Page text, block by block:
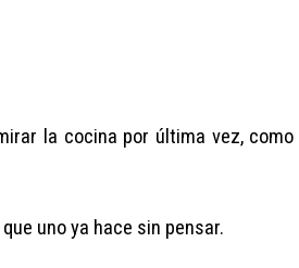
la cocina por última vez,
uno ya hace sin pensar.